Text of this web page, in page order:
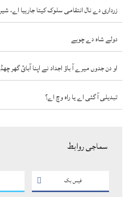
زرداری دے نال انتقامی سلوک کیتا جارہیا اے،
دولے شاہ دے چوہے
او دن جدوں میرے آ باؤ اجداد نے اپنا آبائ گھر
تبدیلی آ گئی اے یا راہ وچ اے؟
سماجی روابط
فیس بک